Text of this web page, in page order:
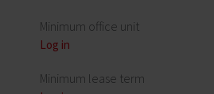
Minimum office unit
Log in
Minimum lease term